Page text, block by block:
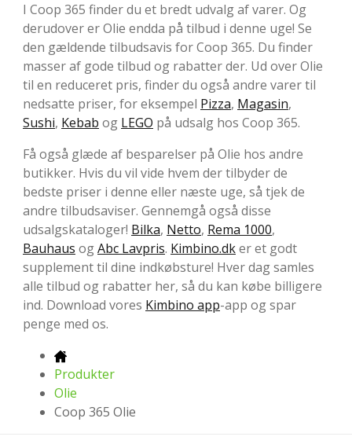
I Coop 365 finder du et bredt udvalg af varer. Og
derudover er Olie endda på tilbud i denne uge! Se
den gældende tilbudsavis for Coop 365. Du finder
masser af gode tilbud og rabatter der. Ud over Olie
til en reduceret pris, finder du også andre varer til
nedsatte priser, for eksempel Pizza, Magasin,
Sushi, Kebab og LEGO på udsalg hos Coop 365.
Få også glæde af besparelser på Olie hos andre
butikker. Hvis du vil vide hvem der tilbyder de
bedste priser i denne eller næste uge, så tjek de
andre tilbudsaviser. Gennemgå også disse
udsalgskataloger! Bilka, Netto, Rema 1000,
Bauhaus ogAbc Lavpris. Kimbino.dker et godt
supplement til dine indkøbsture! Hver dag samles
alle tilbud og rabatter her, så du kan købe billigere
ind. Download vores Kimbino app-app og spar
penge med os.
Produkter
Olie
Coop 365 Olie